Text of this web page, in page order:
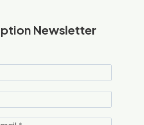
Newsletter